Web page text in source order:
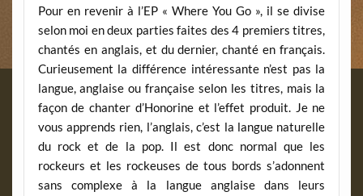
Pour en revenir à l’EP « Where You Go », il se divise
selon moi en deux parties faites des 4 premiers titres,
chantés en anglais, et du dernier, chanté en français.
Curieusement la différence intéressante n’est pas la
langue, anglaise ou française selon les titres, mais la
façon de chanter d’Honorine et l’effet produit. Je ne
vous apprends rien, l’anglais, c’est la langue naturelle
du rock et de la pop. Il est donc normal que les
rockeurs et les rockeuses de tous bords s’adonnent
sans complexe à la langue anglaise dans leurs